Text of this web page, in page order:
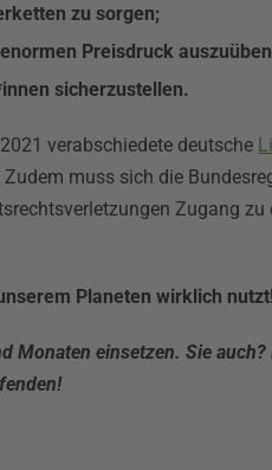
zu sorgen;
Preisdruck
sicherzustellen.
verabschiedete deutsche
muss sich die
Zugang
Planeten wirklich
Monaten einsetzen. Sie auch?